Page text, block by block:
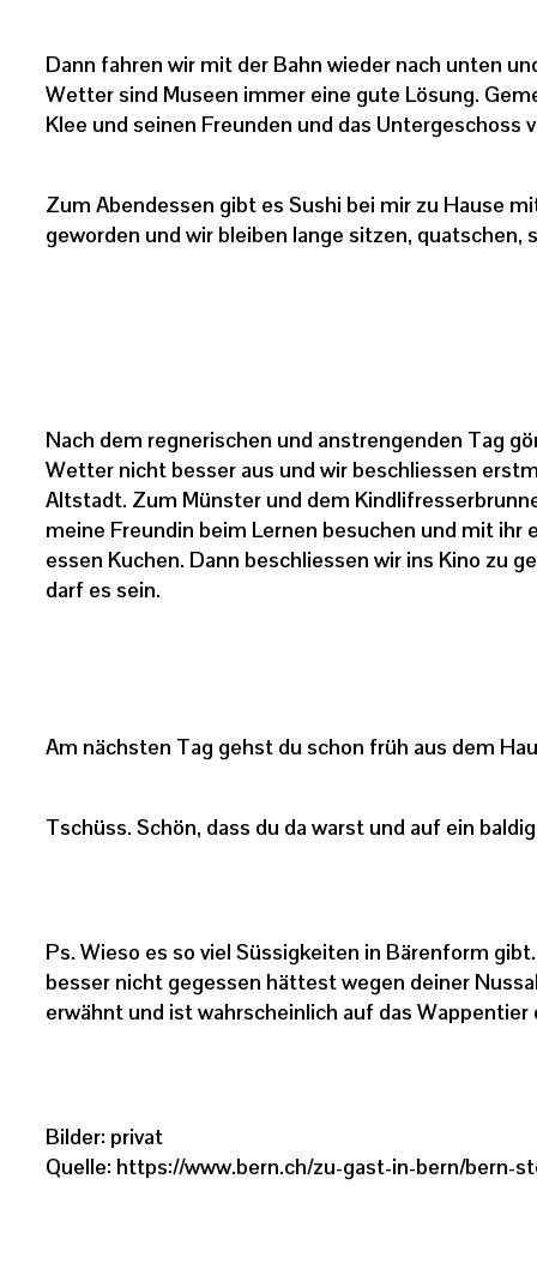
Dann fahren wir mit der Bahn wieder nach unten
Wetter sind Museen immer eine gute Lösung.
Klee und seinen Freunden und das
Zum Abendessen gibt es Sushi bei mir zu Hause
geworden und wir bleiben lange sitzen, quatschen,
Nach dem regnerischen und anstrengenden Tag
Wetter nicht besser aus und wir beschliessen
Altstadt. Zum Münster und dem
meine Freundin beim Lernen besuchen und mit
essen Kuchen. Dann beschliessen wir ins Kino zu
darf es sein.
Am nächsten Tag gehst du schon früh aus dem
Tschüss. Schön, dass du da warst und auf ein
Ps. Wieso es so viel Süssigkeiten in Bärenform
besser nicht gegessen hättest wegen deiner
erwähnt und ist wahrscheinlich auf das
Bilder: privat
Quelle: https://www.bern.ch/zu-gast-in-bern/bern-